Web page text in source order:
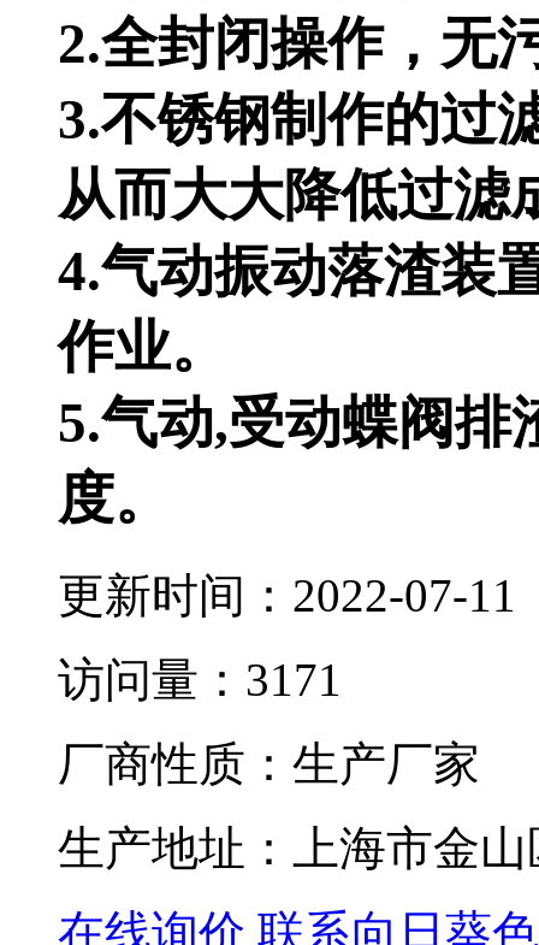
2.全封闭操作，无污
3.不锈钢制作的过滤
从而大大降低过滤成
4.气动振动落渣装置
作业。
5.气动,受动蝶阀排
度。
更新时间：2022-07-11
访问量：3171
厂商性质：生产厂家
生产地址：上海市金
在线询价 联系向日葵